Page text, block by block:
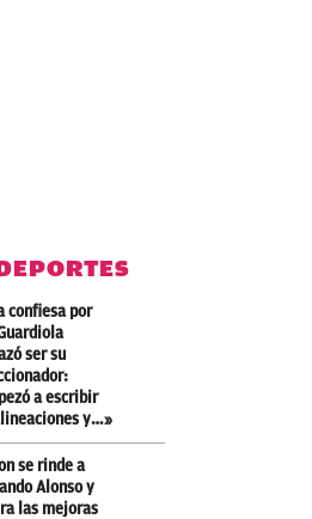
confiesa por
ser su
a escribir
y…»
se rinde a
Alonso y
las mejoras